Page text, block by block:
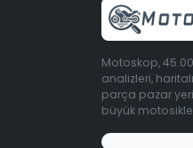
Motoskop,
analizleri,
parça pazar
büyük